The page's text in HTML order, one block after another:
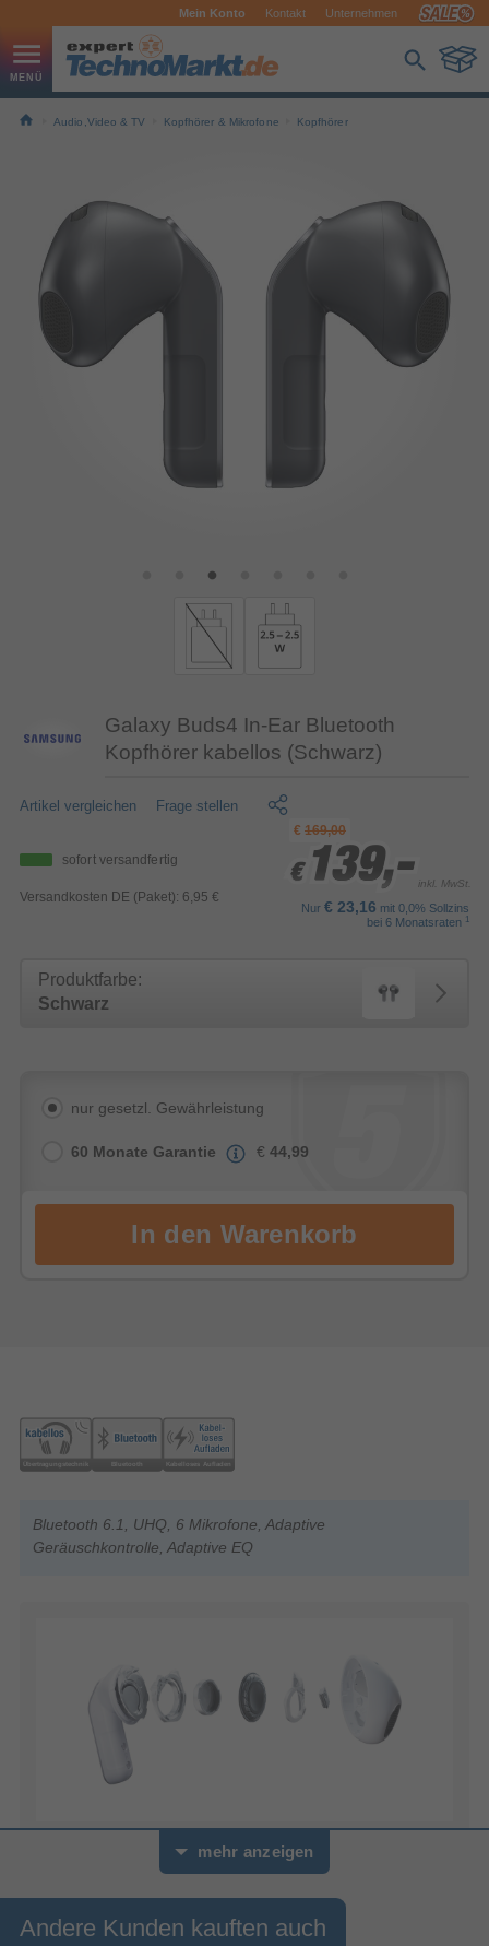
Mein Konto Kontakt Unternehmen
Audio,Video & TV Kopfhörer & Mikrofone Kopfhörer
Galaxy Buds4 In-Ear Bluetooth
Kopfhörer kabellos (Schwarz)
Artikel vergleichen Frage stellen
sofort versandfertig
Versandkosten DE (Paket): 6,95 €
€ 169,00
€ 139,-
€ 139,-
€ 139,- inkl. MwSt.
Nur € 23,16 mit 0,0% Sollzins
bei 6 Monatsraten 1
Produktfarbe:
Schwarz
nur gesetzl. Gewährleistung
60 Monate Garantie € 44,99
Bluetooth 6.1, UHQ, 6 Mikrofone, Adaptive
Geräuschkontrolle, Adaptive EQ
Intensive Klangtiefe dank
Genieße den ausbalancierten Klang der Galaxy
mehr anzeigen
Andere Kunden kauften auch